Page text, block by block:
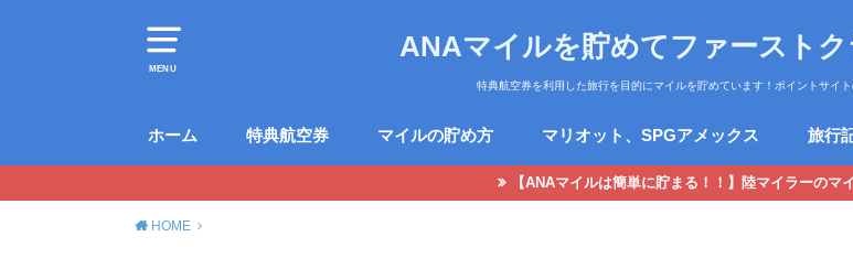
MENU
ANAマイルを貯めてファーストク
特典航空券を利用した旅行を目的にマイルを貯めています！ポイントサイ
ホーム 特典航空券 マイルの貯め方 マリオット、SPGアメックス 旅行
【ANAマイルは簡単に貯まる！！】陸マイラーのマ
HOME